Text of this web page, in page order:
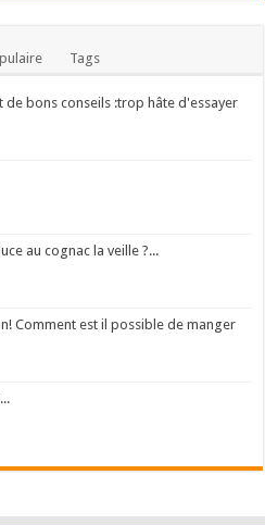
Tags
de bons conseils :trop hâte d'essayer
au cognac la veille ?...
Comment est il possible de manger